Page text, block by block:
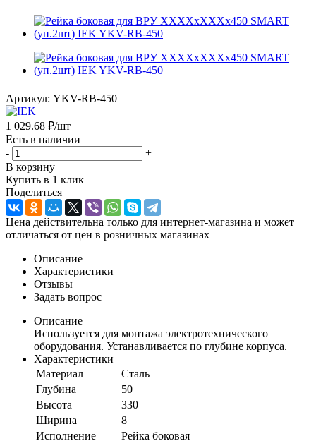
Артикул: YKV-RB-450
1 029.68 ₽/шт
Есть в наличии
-
+
В корзину
Купить в 1 клик
Поделиться
Цена действительна только для интернет-магазина и может
отличаться от цен в розничных магазинах
Описание
Характеристики
Отзывы
Задать вопрос
Описание
Используется для монтажа электротехнического
оборудования. Устанавливается по глубине корпуса.
Характеристики
Материал
Сталь
Глубина
50
Высота
330
Ширина
8
Исполнение
Рейка боковая